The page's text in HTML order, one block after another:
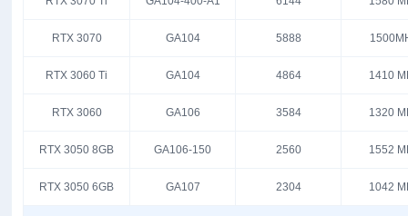
RTX 3070 GA104 5888
RTX 3060 Ti GA104 4864 1410
RTX 3060 GA106 3584 1320
RTX 3050 8GB GA106-150 2560 1552
RTX 3050 6GB GA107 2304 1042